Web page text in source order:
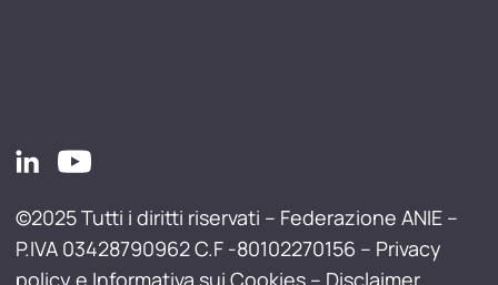
©2025 Tutti i diritti riservati – Federazione ANIE –
P.IVA 03428790962 C.F -80102270156 – Privacy